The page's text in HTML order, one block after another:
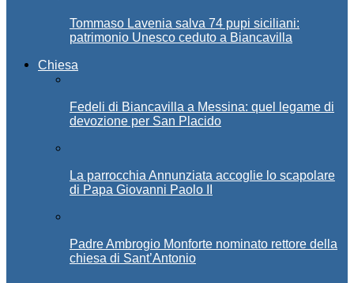
Tommaso Lavenia salva 74 pupi siciliani:
patrimonio Unesco ceduto a Biancavilla
Chiesa
Fedeli di Biancavilla a Messina: quel legame di
devozione per San Placido
La parrocchia Annunziata accoglie lo scapolare
di Papa Giovanni Paolo II
Padre Ambrogio Monforte nominato rettore della
chiesa di Sant’Antonio